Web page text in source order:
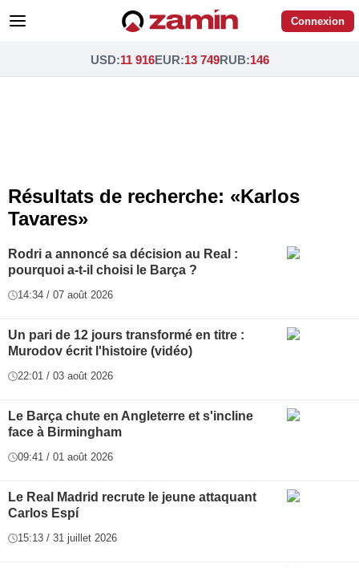
Connexion
USD:11 916EUR:13 749RUB:146
Résultats de recherche: «Karlos
Tavares»
Rodri a annoncé sa décision au Real :
pourquoi a-t-il choisi le Barça ?
14:34 / 07 août 2026
Un pari de 12 jours transformé en titre :
Murodov écrit l'histoire (vidéo)
22:01 / 03 août 2026
Le Barça chute en Angleterre et s'incline
face à Birmingham
09:41 / 01 août 2026
Le Real Madrid recrute le jeune attaquant
Carlos Espí
15:13 / 31 juillet 2026